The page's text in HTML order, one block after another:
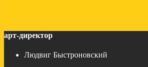
арт-директор
Людвиг Быстроновский